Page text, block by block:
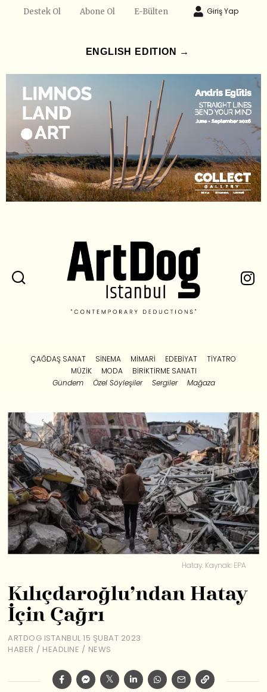
Destek Ol Abone Ol E-Bülten Giriş Yap
ENGLISH EDITION →
ÇAĞDAŞ SANAT SINEMA MIMARI EDEBIYAT
TIYATRO
MÜZIK
MODA
BIRIKTIRME SANATI
Gündem
Özel Söyleşiler Sergiler Mağaza
Hatay. Kaynak: EPA
Kılıçdaroğlu’ndan Hatay
İçin Çağrı
ARTDOG ISTANBUL 15 ŞUBAT 2023
HABER / HEADLINE / NEWS